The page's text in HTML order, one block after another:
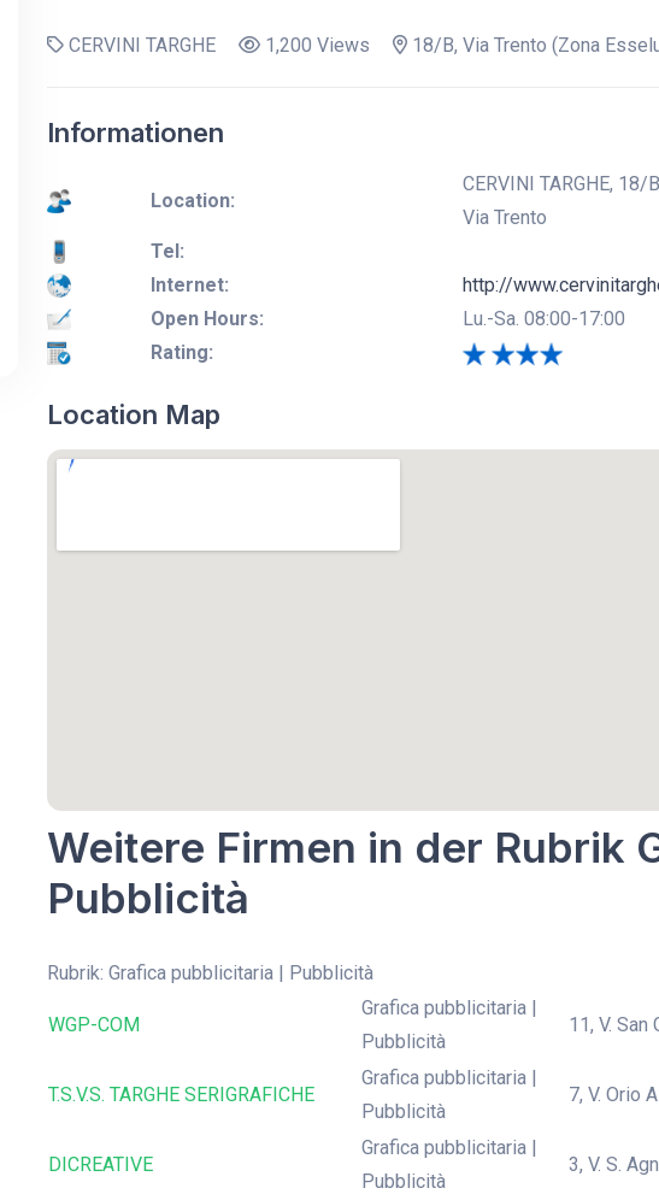
CERVINI TARGHE 1,200 Views 18/B, Via Trento (Zona
Informationen
Location:
CERVINI TARGHE,
Via Trento
Tel:
Internet:
http://
Open Hours:
Lu.-Sa. 08:00-17:00
Rating:
Location Map
Weitere Firmen in der Rubrik
Pubblicità
Rubrik: Grafica pubblicitaria | Pubblicità
WGP-COM
Grafica pubblicitaria |
Pubblicità
11, V.
T.S.V.S. TARGHE SERIGRAFICHE
Grafica pubblicitaria |
Pubblicità
7, V. Orio
DICREATIVE
Grafica pubblicitaria |
Pubblicità
3, V. S.